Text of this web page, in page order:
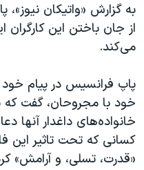
اسرائیل در جنگ
نرگس محمدی برنده جایزه
صفحه‌های ویژه
سفر پرزیدنت ترامپ به چین
به گزارش «واتیکان
از جان باختن این کارگران
می‌کند.
پاپ فرانسیس در پیام
خود با مجروحان، گفت که
خانواده‌های داغدار آنها
کسانی که تحت تاثیر این
«قدرت، تسلی، و آرامش»